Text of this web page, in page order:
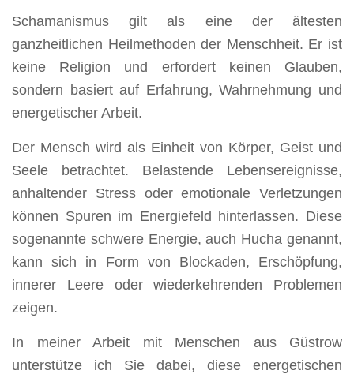
Schamanismus gilt als eine der ältesten
ganzheitlichen Heilmethoden der Menschheit. Er ist
keine Religion und erfordert keinen Glauben,
sondern basiert auf Erfahrung, Wahrnehmung und
energetischer Arbeit.
Der Mensch wird als Einheit von Körper, Geist und
Seele betrachtet. Belastende Lebensereignisse,
anhaltender Stress oder emotionale Verletzungen
können Spuren im Energiefeld hinterlassen. Diese
sogenannte schwere Energie, auch Hucha genannt,
kann sich in Form von Blockaden, Erschöpfung,
innerer Leere oder wiederkehrenden Problemen
zeigen.
In meiner Arbeit mit Menschen aus Güstrow
unterstütze ich Sie dabei, diese energetischen